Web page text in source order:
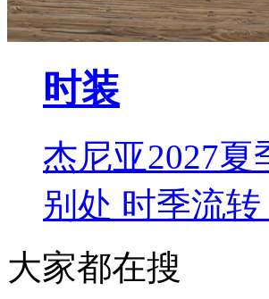
时装
杰尼亚2027
别处 时季流
大家都在搜